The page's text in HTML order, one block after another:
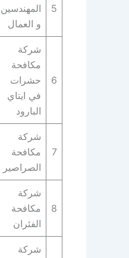
5
المهندسين
و العمال
6
شركة
مكافحة
حشرات
في ايتاي
البارود
7
شركة
مكافحة
الصراصير
8
شركة
مكافحة
الفئران
شركة